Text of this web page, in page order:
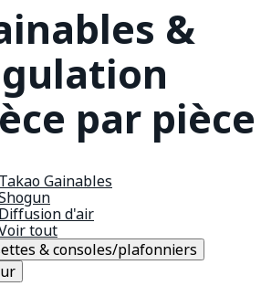
&
par pièce
Takao Gainables
Diffusion d'air
tout
& consoles/plafonniers